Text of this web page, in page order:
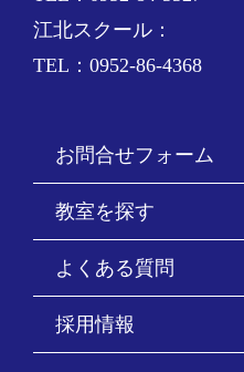
江北スクール：
TEL：0952-86-4368
お問合せフォーム
教室を探す
よくある質問
採用情報